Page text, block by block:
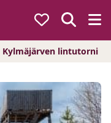
Kylmäjärven lintutorni